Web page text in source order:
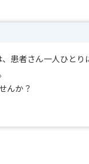
患者さん一人ひとり
んか？